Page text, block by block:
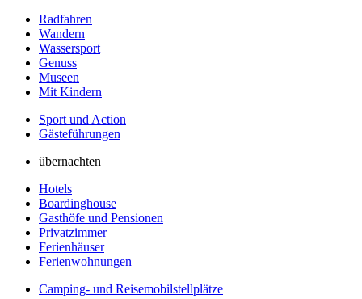
Radfahren
Wandern
Wassersport
Genuss
Museen
Mit Kindern
Sport und Action
Gästeführungen
übernachten
Hotels
Boardinghouse
Gasthöfe und Pensionen
Privatzimmer
Ferienhäuser
Ferienwohnungen
Camping- und Reisemobilstellplätze